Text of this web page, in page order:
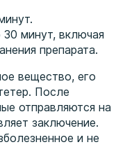
минут, включая
препарата.
вещество, его
После
отправляются на
заключение.
и не